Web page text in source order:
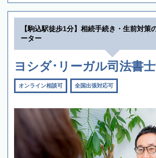
【駒込駅徒歩1分】相続手続き・生前対策
ーター
ヨシダ･リーガル司法書
オンライン相談可 全国出張対応可